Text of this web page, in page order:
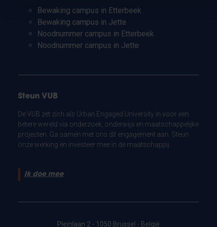
Bewaking campus in Etterbeek
Bewaking campus in Jette
Noodnummer campus in Etterbeek
Noodnummer campus in Jette
Steun VUB
De VUB zet zich als Urban Engaged University in voor een
betere wereld via onderzoek, onderwijs en maatschappelijke
projecten. Ga samen met ons dit engagement aan. Steun
onze werking en investeer mee in de maatschappij.
Ik doe mee
Pleinlaan 2 - 1050 Brussel - België